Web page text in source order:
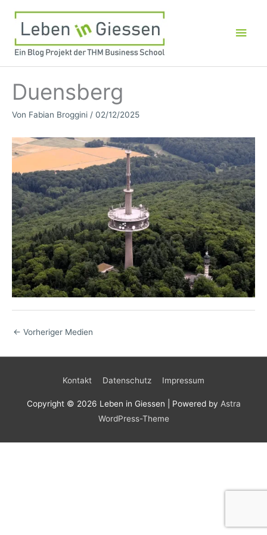
Inhalt
springen
Duensberg
Von Fabian Broggini / 02/12/2025
← Vorheriger Medien
Kontakt Datenschutz Impressum
Copyright © 2026 Leben in Giessen | Powered by Astra
WordPress-Theme